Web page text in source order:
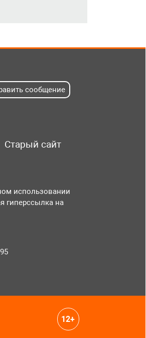
сообщение
Старый сайт
использовании
гиперссылка на
12+